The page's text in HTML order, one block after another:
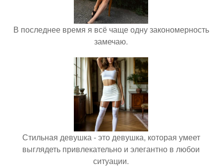
В последнее время я всё чаще одну закономерность
замечаю.
Стильная девушка - это девушка, которая умеет
выглядеть привлекательно и элегантно в любои
ситуации.